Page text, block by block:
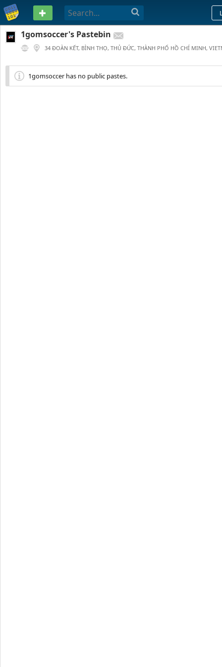
PASTEBIN
1gomsoccer's Pastebin
34 ĐOÀN KẾT, BÌNH THỌ, THỦ ĐỨC, THÀNH PHỐ HỒ CHÍ MINH,
1gomsoccer has no public pastes.